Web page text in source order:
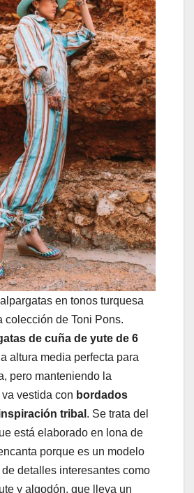
en tonos turquesa
colección de Toni Pons.
de cuña de yute de 6
altura media perfecta para
pero manteniendo la
vestida con bordados
tribal . Se trata del
está elaborado en lona de
porque es un modelo
detalles interesantes como
y algodón, que lleva un